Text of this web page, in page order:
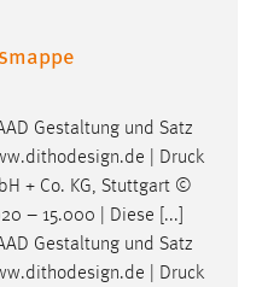
Gestaltung und Satz
|
Druck
+ Co. KG, Stuttgart ©
– 15.000 | Diese [...]
Gestaltung und Satz
|
Druck